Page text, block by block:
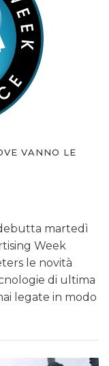
VANNO LE
martedì
Week
le novità
di ultima
legate in modo